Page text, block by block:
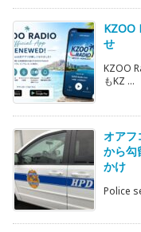
KZOO
せ
KZOO
もKZ ...
オアフ
から
かけ
Police